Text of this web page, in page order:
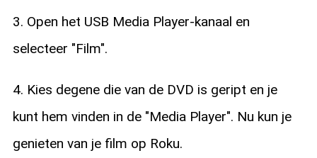
3. Open het USB Media Player-kanaal en
selecteer "Film".
4. Kies degene die van de DVD is geript en je
kunt hem vinden in de "Media Player". Nu kun je
genieten van je film op Roku.